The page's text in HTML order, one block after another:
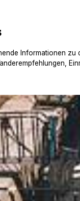
Informationen